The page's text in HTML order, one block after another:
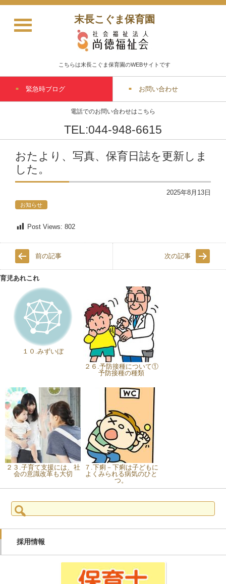
末長こぐま保育園
こちらは末長こぐま保育園のWEBサイトです
緊急時ブログ お問い合わせ
電話でのお問い合わせはこちら
TEL:044-948-6615
おたより、写真、保育日誌を更新しま
した。
2025年8月13日
お知らせ
Post Views: 802
前の記事 次の記事
育児あれこれ
１０.みずいぼ
２６.予防接種について①
予防接種の種類
２３.子育て支援には、社
会の意識改革も大切
７.下痢－下痢は子どもに
よくみられる病気のひと
つ。
検
索:
採用情報